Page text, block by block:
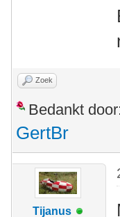
Zoek
Bedankt door:
GertBr
Tijanus